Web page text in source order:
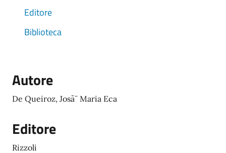
Editore
Biblioteca
Autore
De Queiroz, Josã¨ Maria Eca
Editore
Rizzoli